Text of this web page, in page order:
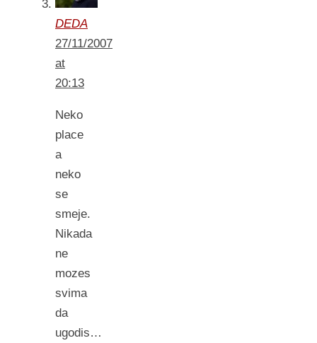
DEDA
27/11/2007
at
20:13
Neko
place
a
neko
se
smeje.
Nikada
ne
mozes
svima
da
ugodis…